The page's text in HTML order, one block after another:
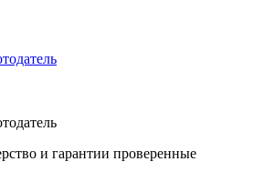
и гарантии проверенные